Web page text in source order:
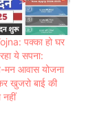
पक्का हो घर
ये सपना:
मन आवास योजना
खुजरो बाई की
नहीं